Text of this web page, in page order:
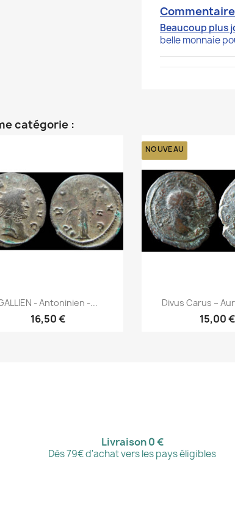
Beaucoup plus
belle monnaie
catégorie :
Aperçu rapide
- Antoninien -...
16,50 €
Aperçu
Divus Carus –
15,00 €
NOUVEAU
Livraison 0 €
Dès 79€ d'achat vers les pays éligibles